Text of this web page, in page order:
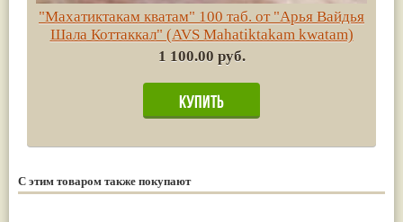
"Махатиктакам кватам" 100 таб. от "Арья Вайдья
Шала Коттаккал" (AVS Mahatiktakam kwatam)
1 100.00 руб.
С этим товаром также покупают